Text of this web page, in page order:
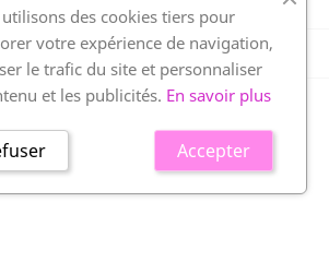
la Société des Avis Garantis,cliquez ici pour
funéraires.fr, développé par Wess
interdite
des cookies tiers pour
votre expérience de navigation,
le trafic du site et personnaliser
et les publicités. En savoir plus
Accepter